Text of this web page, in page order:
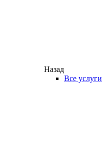
Назад
Все услуги